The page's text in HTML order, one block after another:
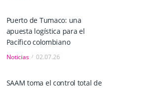
Puerto de Tumaco: una
apuesta logística para el
Pacífico colombiano
Noticias 02.07.26
SAAM toma el control total de